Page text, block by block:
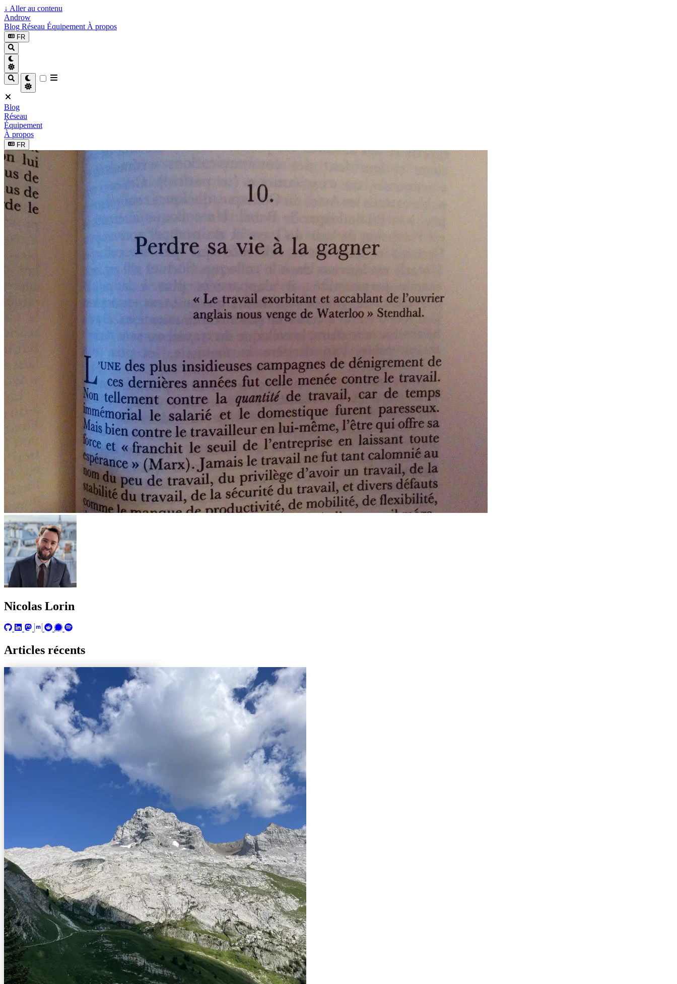
↓ Aller au contenu
Androw
Blog Réseau Équipement À propos
FR
Blog
Réseau
Équipement
À propos
FR
Nicolas Lorin
Articles récents